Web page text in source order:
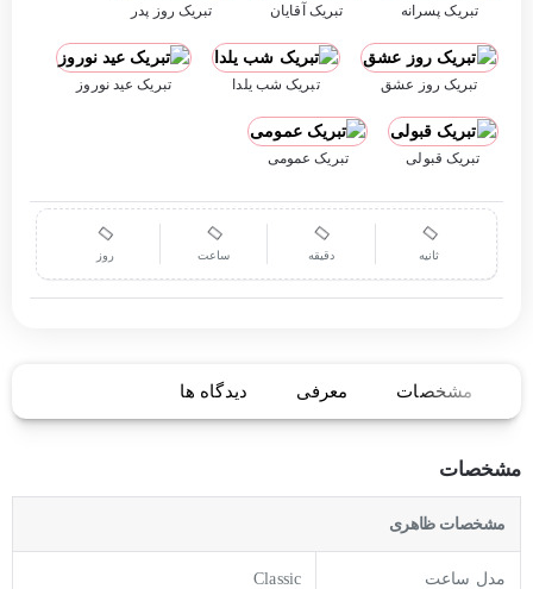
روز ساعت دقیقه ثانیه
تبریک پسرانه تبریک آقایان تبریک روز پدر
تبریک روز عشق تبریک شب یلدا تبریک عید نوروز
تبریک قبولی تبریک عمومی
مشخصات معرفی دیدگاه ها
مشخصات
مشخصات ظاهری
مدل ساعت Classic